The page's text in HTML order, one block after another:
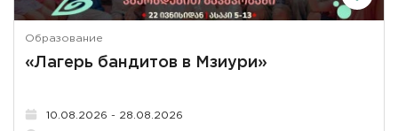
Образование
«Лагерь бандитов в Мзиури»
10.08.2026 - 28.08.2026